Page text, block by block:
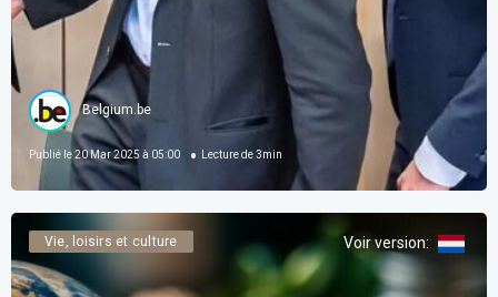
Belgium.be
Publié le20 Mar 2025 à 05:00 Lecture de 3min
Vie, loisirs et culture Voir version: